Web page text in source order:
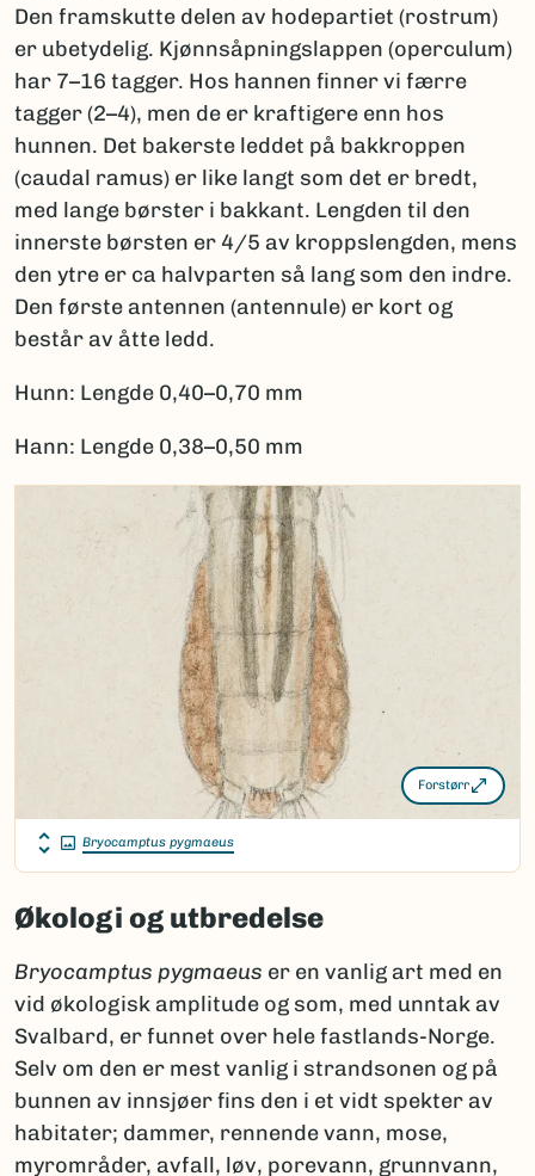
Den framskutte delen av hodepartiet (rostrum)
er ubetydelig. Kjønnsåpningslappen (operculum)
har 7–16 tagger. Hos hannen finner vi færre
tagger (2–4), men de er kraftigere enn hos
hunnen. Det bakerste leddet på bakkroppen
(caudal ramus) er like langt som det er bredt,
med lange børster i bakkant. Lengden til den
innerste børsten er 4/5 av kroppslengden, mens
den ytre er ca halvparten så lang som den indre.
Den første antennen (antennule) er kort og
består av åtte ledd.
Hunn: Lengde 0,40–0,70 mm
Hann: Lengde 0,38–0,50 mm
Forstørr
Bryocamptus pygmaeus
Økologi og utbredelse
Bryocamptus pygmaeus er en vanlig art med en
vid økologisk amplitude og som, med unntak av
Svalbard, er funnet over hele fastlands-Norge.
Selv om den er mest vanlig i strandsonen og på
bunnen av innsjøer fins den i et vidt spekter av
habitater; dammer, rennende vann, mose,
myrområder, avfall, løv, porevann, grunnvann,